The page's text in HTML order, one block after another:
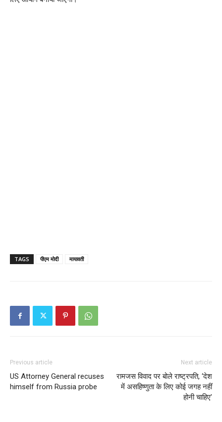
TAGS पीएम मोदी मायावती
Previous article
US Attorney General recuses
himself from Russia probe
Next article
रामजस विवाद पर बोले राष्ट्रपति, ‘देश
में असहिष्णुता के लिए कोई जगह नहीं
होनी चाहिए’